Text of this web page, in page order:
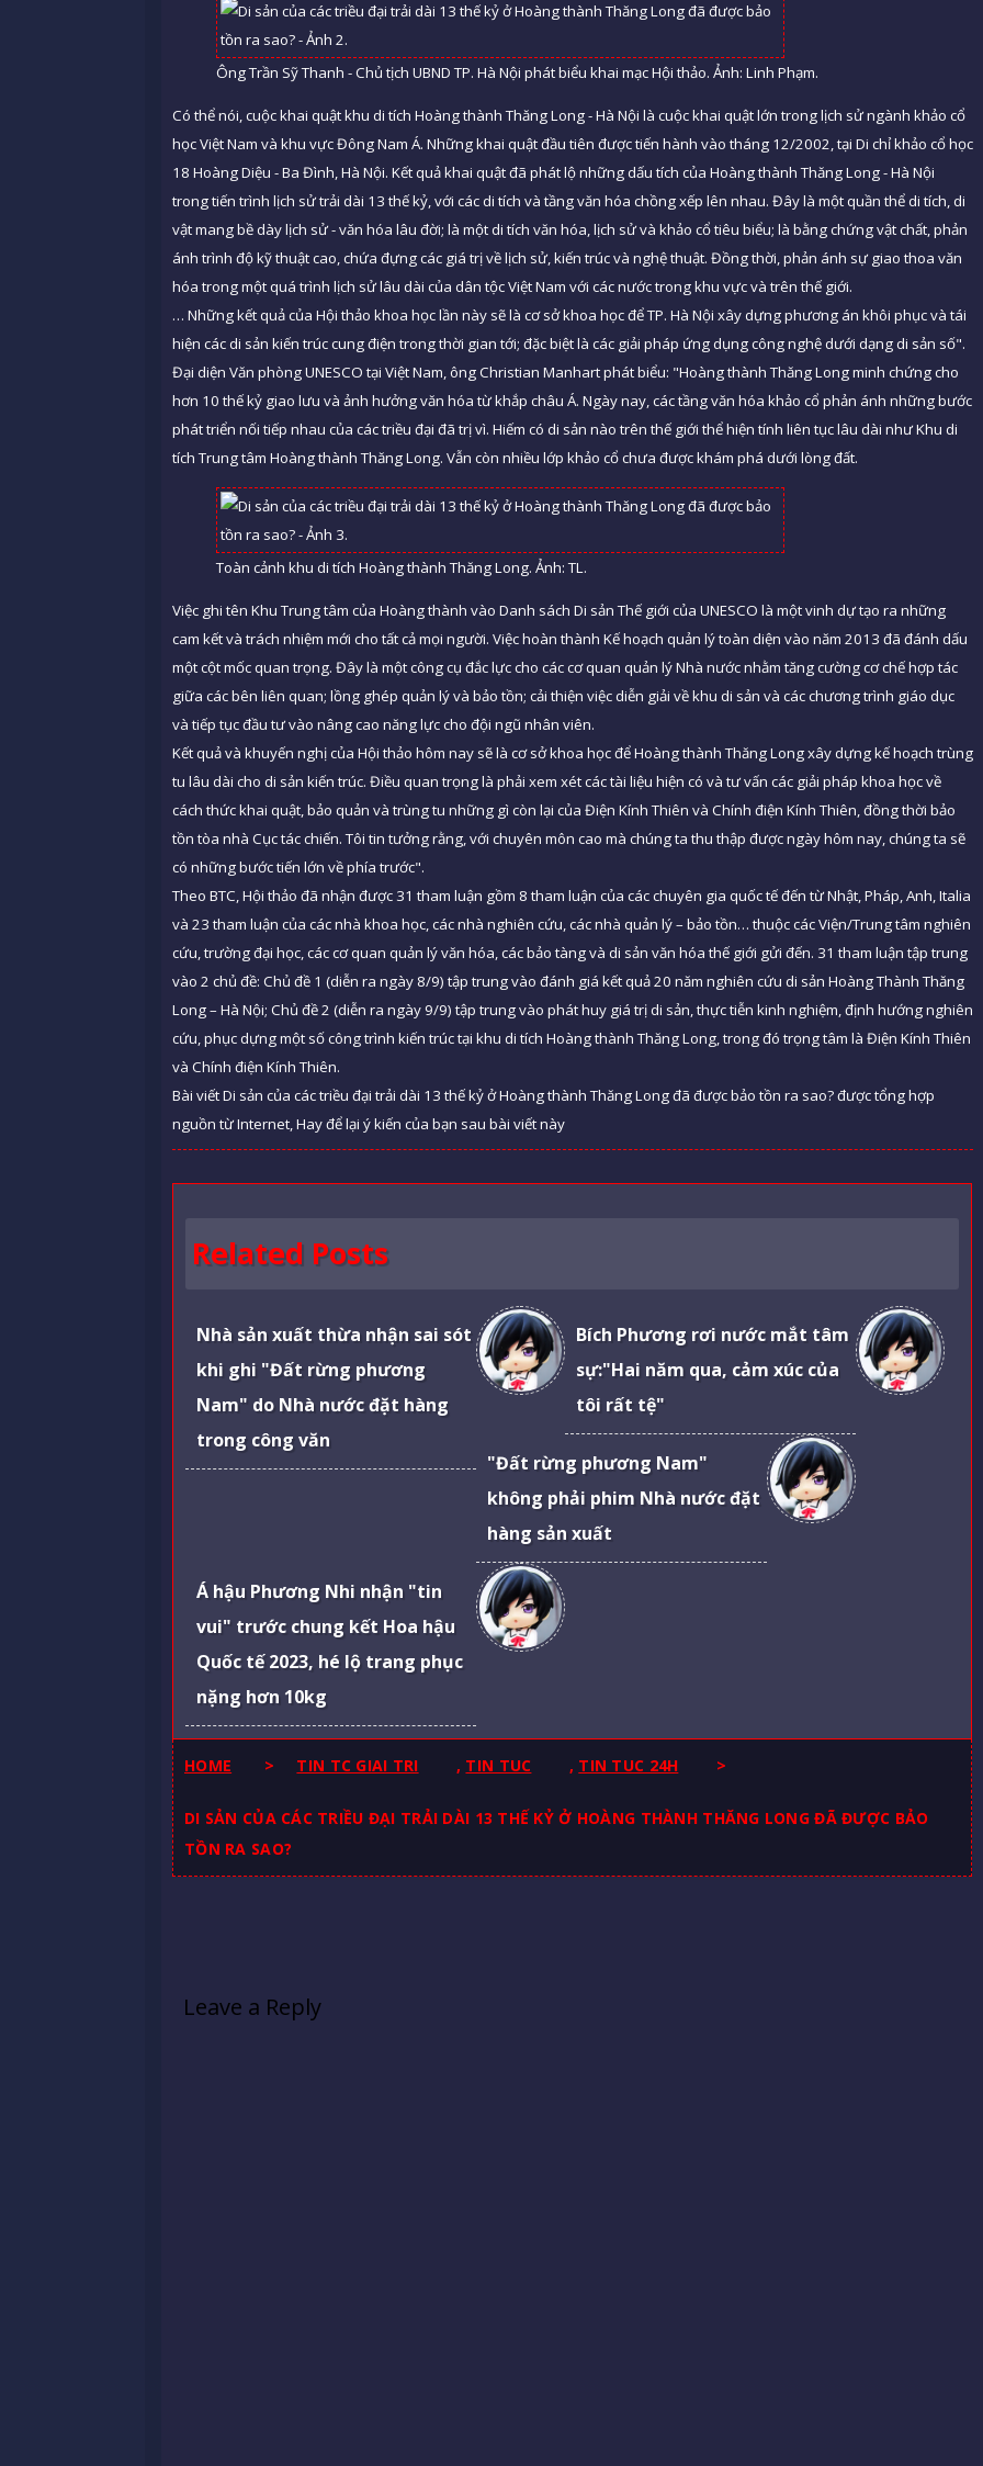
Ông Trần Sỹ Thanh - Chủ tịch UBND TP. Hà Nội phát biểu khai mạc Hội thảo. Ảnh: Linh Phạm.
Có thể nói, cuộc khai quật khu di tích Hoàng thành Thăng Long - Hà Nội là cuộc khai quật lớn trong lịch sử ngành khảo cổ
học Việt Nam và khu vực Đông Nam Á. Những khai quật đầu tiên được tiến hành vào tháng 12/2002, tại Di chỉ khảo cổ học
18 Hoàng Diệu - Ba Đình, Hà Nội. Kết quả khai quật đã phát lộ những dấu tích của Hoàng thành Thăng Long - Hà Nội
trong tiến trình lịch sử trải dài 13 thế kỷ, với các di tích và tầng văn hóa chồng xếp lên nhau. Đây là một quần thể di tích, di
vật mang bề dày lịch sử - văn hóa lâu đời; là một di tích văn hóa, lịch sử và khảo cổ tiêu biểu; là bằng chứng vật chất, phản
ánh trình độ kỹ thuật cao, chứa đựng các giá trị về lịch sử, kiến trúc và nghệ thuật. Đồng thời, phản ánh sự giao thoa văn
hóa trong một quá trình lịch sử lâu dài của dân tộc Việt Nam với các nước trong khu vực và trên thế giới.
… Những kết quả của Hội thảo khoa học lần này sẽ là cơ sở khoa học để TP. Hà Nội xây dựng phương án khôi phục và tái
hiện các di sản kiến trúc cung điện trong thời gian tới; đặc biệt là các giải pháp ứng dụng công nghệ dưới dạng di sản số".
Đại diện Văn phòng UNESCO tại Việt Nam, ông Christian Manhart phát biểu: "Hoàng thành Thăng Long minh chứng cho
hơn 10 thế kỷ giao lưu và ảnh hưởng văn hóa từ khắp châu Á. Ngày nay, các tầng văn hóa khảo cổ phản ánh những bước
phát triển nối tiếp nhau của các triều đại đã trị vì. Hiếm có di sản nào trên thế giới thể hiện tính liên tục lâu dài như Khu di
tích Trung tâm Hoàng thành Thăng Long. Vẫn còn nhiều lớp khảo cổ chưa được khám phá dưới lòng đất.
Toàn cảnh khu di tích Hoàng thành Thăng Long. Ảnh: TL.
Việc ghi tên Khu Trung tâm của Hoàng thành vào Danh sách Di sản Thế giới của UNESCO là một vinh dự tạo ra những
cam kết và trách nhiệm mới cho tất cả mọi người. Việc hoàn thành Kế hoạch quản lý toàn diện vào năm 2013 đã đánh dấu
một cột mốc quan trọng. Đây là một công cụ đắc lực cho các cơ quan quản lý Nhà nước nhằm tăng cường cơ chế hợp tác
giữa các bên liên quan; lồng ghép quản lý và bảo tồn; cải thiện việc diễn giải về khu di sản và các chương trình giáo dục
và tiếp tục đầu tư vào nâng cao năng lực cho đội ngũ nhân viên.
Kết quả và khuyến nghị của Hội thảo hôm nay sẽ là cơ sở khoa học để Hoàng thành Thăng Long xây dựng kế hoạch trùng
tu lâu dài cho di sản kiến trúc. Điều quan trọng là phải xem xét các tài liệu hiện có và tư vấn các giải pháp khoa học về
cách thức khai quật, bảo quản và trùng tu những gì còn lại của Điện Kính Thiên và Chính điện Kính Thiên, đồng thời bảo
tồn tòa nhà Cục tác chiến. Tôi tin tưởng rằng, với chuyên môn cao mà chúng ta thu thập được ngày hôm nay, chúng ta sẽ
có những bước tiến lớn về phía trước".
Theo BTC, Hội thảo đã nhận được 31 tham luận gồm 8 tham luận của các chuyên gia quốc tế đến từ Nhật, Pháp, Anh, Italia
và 23 tham luận của các nhà khoa học, các nhà nghiên cứu, các nhà quản lý – bảo tồn… thuộc các Viện/Trung tâm nghiên
cứu, trường đại học, các cơ quan quản lý văn hóa, các bảo tàng và di sản văn hóa thế giới gửi đến. 31 tham luận tập trung
vào 2 chủ đề: Chủ đề 1 (diễn ra ngày 8/9) tập trung vào đánh giá kết quả 20 năm nghiên cứu di sản Hoàng Thành Thăng
Long – Hà Nội; Chủ đề 2 (diễn ra ngày 9/9) tập trung vào phát huy giá trị di sản, thực tiễn kinh nghiệm, định hướng nghiên
cứu, phục dựng một số công trình kiến trúc tại khu di tích Hoàng thành Thăng Long, trong đó trọng tâm là Điện Kính Thiên
và Chính điện Kính Thiên.
Bài viết Di sản của các triều đại trải dài 13 thế kỷ ở Hoàng thành Thăng Long đã được bảo tồn ra sao? được tổng hợp
nguồn từ Internet, Hay để lại ý kiến của bạn sau bài viết này
Related Posts
Nhà sản xuất thừa nhận sai sót
khi ghi "Đất rừng phương
Nam" do Nhà nước đặt hàng
trong công văn
Bích Phương rơi nước mắt tâm
sự:"Hai năm qua, cảm xúc của
tôi rất tệ"
"Đất rừng phương Nam"
không phải phim Nhà nước đặt
hàng sản xuất
Á hậu Phương Nhi nhận "tin
vui" trước chung kết Hoa hậu
Quốc tế 2023, hé lộ trang phục
nặng hơn 10kg
HOME > TIN TC GIAI TRI , TIN TUC , TIN TUC 24H >
DI SẢN CỦA CÁC TRIỀU ĐẠI TRẢI DÀI 13 THẾ KỶ Ở HOÀNG THÀNH THĂNG LONG ĐÃ ĐƯỢC BẢO
TỒN RA SAO?
Leave a Reply